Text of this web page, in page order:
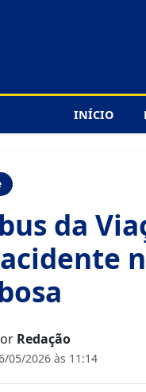
INÍCIO
da
Redação
05/2026 às 11:14